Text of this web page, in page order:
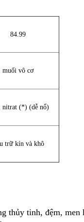
84.99
muối vô cơ
nitrat (*) (dễ nổ)
trữ kín và khô
thủy tinh, đệm, men